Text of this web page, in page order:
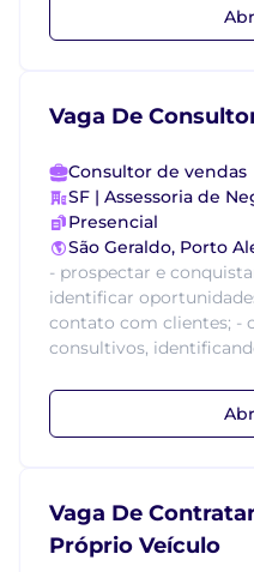
Vaga De
Consultor de vendas
SF | Assessoria de
Presencial
São Geraldo, Porto
- prospectar e
identificar
contato com clientes; -
consultivos,
Vaga De
Próprio Veículo